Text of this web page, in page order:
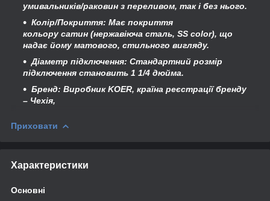
умивальників/раковин з переливом, так і без нього.
Колір/Покриття: Має покриття
кольору сатин (нержавіюча сталь, SS color), що
надає йому матового, стильного вигляду.
Діаметр підключення: Стандартний розмір
підключення становить 1 1/4 дюйма.
Бренд: ВиробникKOER, країна реєстрації бренду
– Чехія,
Приховати
Характеристики
Основні